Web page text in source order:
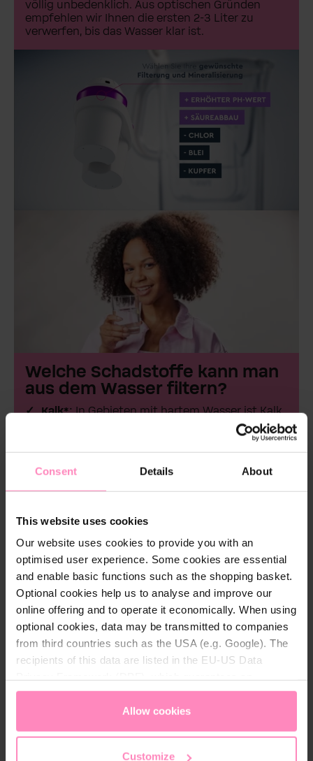
Consent Details About
This website uses cookies
Our website uses cookies to provide you with an
optimised user experience. Some cookies are essential
and enable basic functions such as the shopping basket.
Optional cookies help us to analyse and improve our
online offering and to operate it economically. When using
optional cookies, data may be transmitted to companies
from third countries such as the USA (e.g. Google). The
recipients of this data are listed in the EU-US Data
appropriate level of data protection. You canaccept all
only allow necessary cookies
access and change your chosen setting at any time in
Allow cookies
Customize
völlig unbedenklich. Aus optischen Gründen
empfehlen wir Ihnen die ersten 2-3 Liter zu
verwerfen, bis das Wasser klar ist.
Welche Schadstoffe kann man
aus dem Wasser filtern?
Kalk*:In Gebieten mit hartem Wasser ist Kalk
Desinfektionsmittel schützt Chlor vor Bakterien,
im Trinkwasser beeinträchtigt es den
Schwermetalle:Blei und andere
Schwermetalle können über alte Leitungen in Ihr
Trinkwasser gelangen und stellen ein
Gesundheitsrisiko dar.
Unser Ziel ist es, Ihnen nicht nur reines, sondern
auch wohlschmeckendes Wasser zu
ermöglichen. Dafür setzen wir auf eine
Kombination ausBasisfiltration, Zusatzfiltration
und Mineralisierung,um die Qualität Ihres
Trinkwassers zu optimieren.
*nicht bei Silicate + Magnesium Mineralized
Water und Balanced Alkalized + Magnesium